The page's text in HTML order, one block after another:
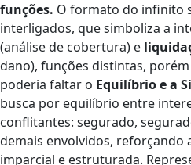
funções. O formato do infinito
interligados, que simboliza a
(análise de cobertura) e
dano), funções distintas,
poderia faltar o Equilíbrio e a
busca por equilíbrio entre
conflitantes: segurado,
demais envolvidos, reforçando
imparcial e estruturada.